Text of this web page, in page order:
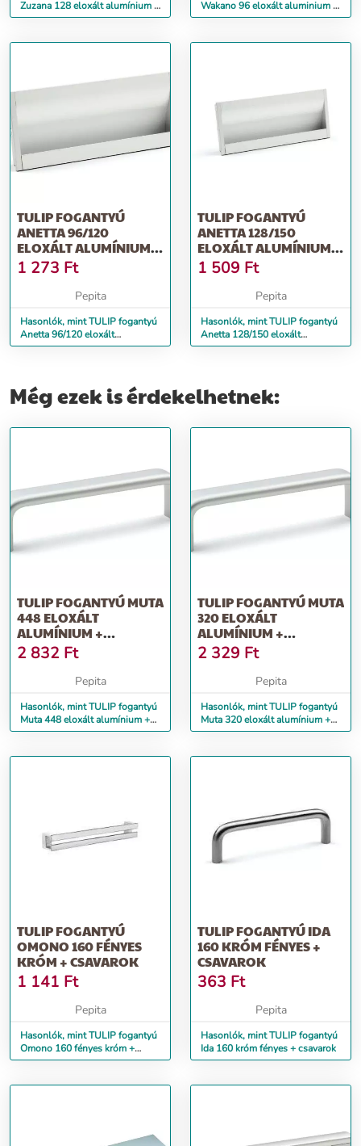
Zuzana 128 eloxált alumínium +
csavarok
Wakano 96 eloxált aluminium +
csavarok
TULIP FOGANTYÚ
ANETTA 96/120
ELOXÁLT ALUMÍNIUM +
CSAVAROK
1 273 Ft
Pepita
Hasonlók, mint TULIP fogantyú
Anetta 96/120 eloxált
alumínium + csavarok
TULIP FOGANTYÚ
ANETTA 128/150
ELOXÁLT ALUMÍNIUM +
CSAVAROK
1 509 Ft
Pepita
Hasonlók, mint TULIP fogantyú
Anetta 128/150 eloxált
alumínium + csavarok
Még ezek is érdekelhetnek:
TULIP FOGANTYÚ MUTA
448 ELOXÁLT
ALUMÍNIUM +
CSAVAROK
2 832 Ft
Pepita
Hasonlók, mint TULIP fogantyú
Muta 448 eloxált alumínium +
csavarok
TULIP FOGANTYÚ MUTA
320 ELOXÁLT
ALUMÍNIUM +
CSAVAROK
2 329 Ft
Pepita
Hasonlók, mint TULIP fogantyú
Muta 320 eloxált alumínium +
csavarok
TULIP FOGANTYÚ
OMONO 160 FÉNYES
KRÓM + CSAVAROK
1 141 Ft
Pepita
Hasonlók, mint TULIP fogantyú
Omono 160 fényes króm +
csavarok
TULIP FOGANTYÚ IDA
160 KRÓM FÉNYES +
CSAVAROK
363 Ft
Pepita
Hasonlók, mint TULIP fogantyú
Ida 160 króm fényes + csavarok